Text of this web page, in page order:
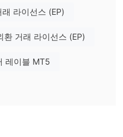
공합니다.
Japanese Bank
라이선스 (EP)
환 거래 라이선스 (EP)
레이블 MT5